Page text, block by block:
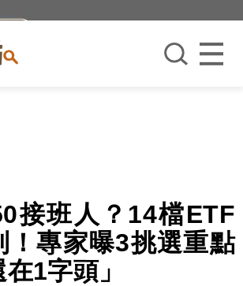
接班人？14檔ETF
！專家曝3挑選重點
在1字頭」